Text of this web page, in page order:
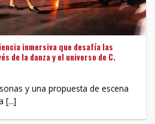
inmersiva que desafía las
de la danza y el universo de C.
y una propuesta de escena
[...]